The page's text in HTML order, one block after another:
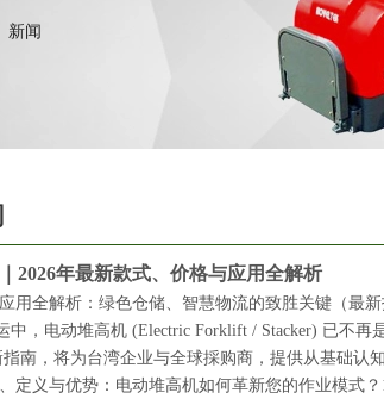
新闻
2026年最新款式、价格与应用全解析
用全解析：绿色仓储、智慧物流的致胜关键（最
中，电动堆高机 (Electric Forklift / Stacker) 已不
南，将为台湾企业与全球採购商，提供从基础
定义与优势：电动堆高机如何革新您的作业模式